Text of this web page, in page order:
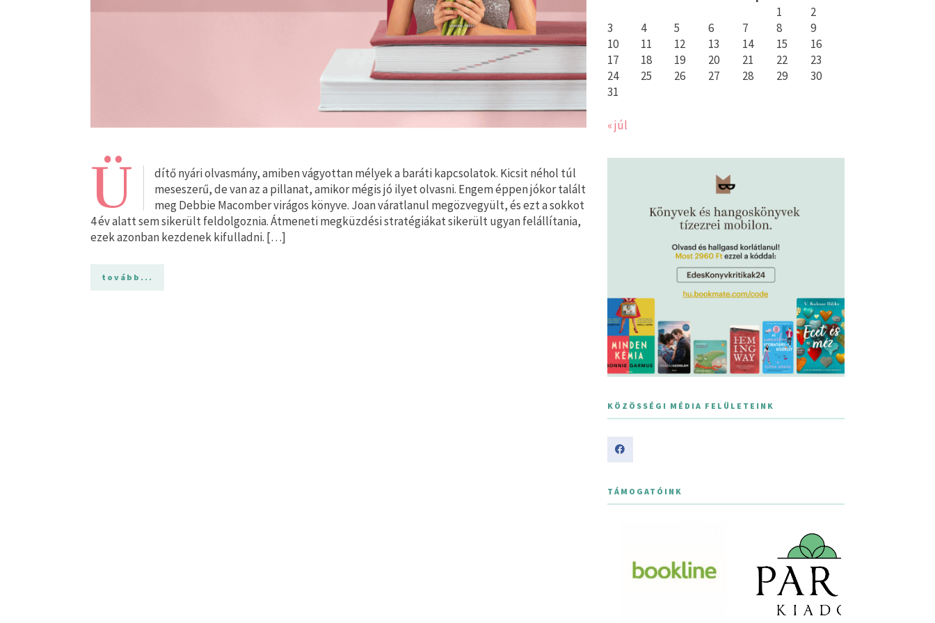
Ü
dítő nyári olvasmány, amiben vágyottan mélyek a baráti kapcsolatok. Kicsit néhol túl
meseszerű, de van az a pillanat, amikor mégis jó ilyet olvasni. Engem éppen jókor talált
meg Debbie Macomber virágos könyve. Joan váratlanul megözvegyült, és ezt a sokkot
4 év alatt sem sikerült feldolgoznia. Átmeneti megküzdési stratégiákat sikerült ugyan felállítania,
ezek azonban kezdenek kifulladni. […]
tovább...
1
2
3
4 5 6 7 8
9
10
11 12 13 14 15
16
17
18 19 20 21 22
23
24
25 26 27 28 29
30
31
« júl
KÖZÖSSÉGI MÉDIA FELÜLETEINK
TÁMOGATÓINK